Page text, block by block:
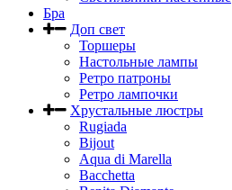
Бра
Доп свет
Торшеры
Настольные лампы
Ретро патроны
Ретро лампочки
Хрустальные люстры
Rugiada
Bijout
Aqua di Marella
Bacchetta